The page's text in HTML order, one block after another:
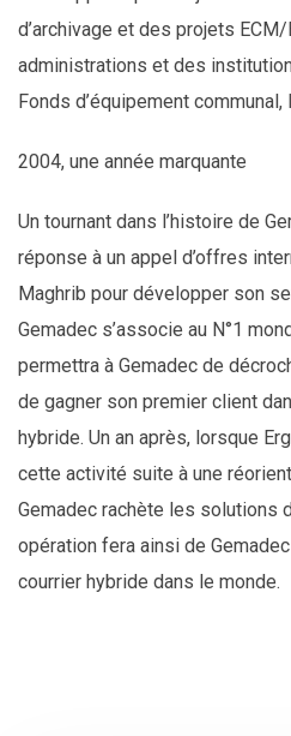
d’archivage et des projets
administrations et des
Fonds d’équipement communal,
2004, une année marquante
Un tournant dans l’histoire de
réponse à un appel d’offres
Maghrib pour développer son
Gemadec s’associe au N°1
permettra à Gemadec de
de gagner son premier client
hybride. Un an après, lorsque
cette activité suite à une
Gemadec rachète les solutions
opération fera ainsi de
courrier hybride dans le monde.